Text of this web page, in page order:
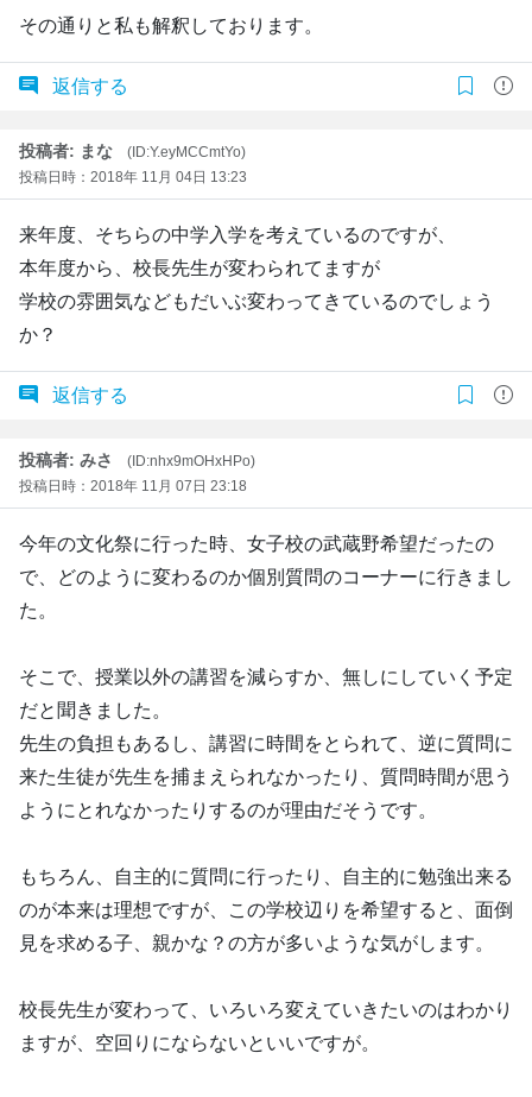
その通りと私も解釈しております。
返信する
投稿者: まな
(ID:Y.eyMCCmtYo)
投稿日時：2018年 11月 04日 13:23
来年度、そちらの中学入学を考えているのですが、
本年度から、校長先生が変わられてますが
学校の雰囲気などもだいぶ変わってきているのでしょう
か？
返信する
投稿者: みさ
(ID:nhx9mOHxHPo)
投稿日時：2018年 11月 07日 23:18
今年の文化祭に行った時、女子校の武蔵野希望だったの
で、どのように変わるのか個別質問のコーナーに行きまし
た。
そこで、授業以外の講習を減らすか、無しにしていく予定
だと聞きました。
先生の負担もあるし、講習に時間をとられて、逆に質問に
来た生徒が先生を捕まえられなかったり、質問時間が思う
ようにとれなかったりするのが理由だそうです。
もちろん、自主的に質問に行ったり、自主的に勉強出来る
のが本来は理想ですが、この学校辺りを希望すると、面倒
見を求める子、親かな？の方が多いような気がします。
校長先生が変わって、いろいろ変えていきたいのはわかり
ますが、空回りにならないといいですが。